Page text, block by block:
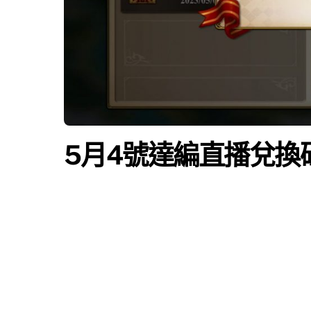
5月4號達編直播兌換